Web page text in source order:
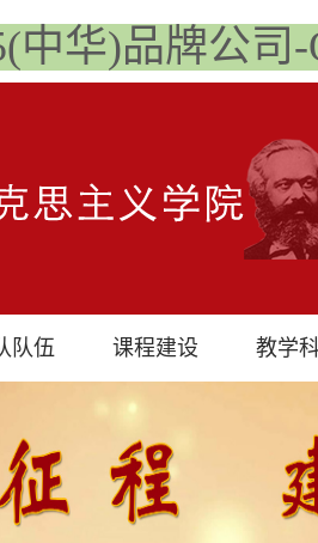
中华)品牌公司
队伍 课程建设 教学